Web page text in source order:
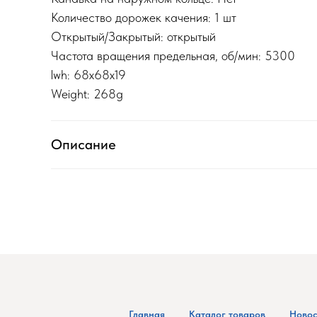
Количество дорожек качения: 1 шт
Открытый/Закрытый: открытый
Частота вращения предельная, об/мин: 5300
lwh: 68x68x19
Weight: 268g
Описание
Главная Каталог товаров